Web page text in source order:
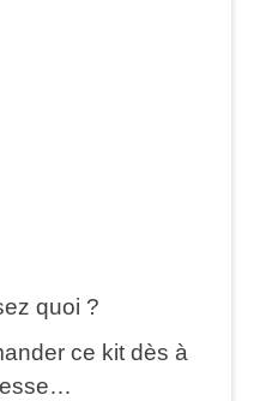
quoi ?
ce kit dès à